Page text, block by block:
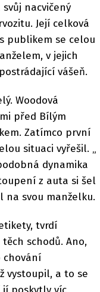
nacvičený
Její celková
publikem se celou
v jejich
vášeň.
Woodová
před Bílým
Zatímco první
situaci vyřešil. „
dynamika
z auta si šel
na svou manželku.
tvrdí
schodů. Ano,
chování
vystoupil, a to se